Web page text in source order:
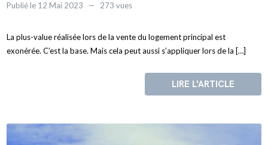
Publié le 12 Mai 2023 273 vues
La plus-value réalisée lors de la vente du logement principal est
exonérée. C’est la base. Mais cela peut aussi s’appliquer lors de la […]
LIRE L'ARTICLE